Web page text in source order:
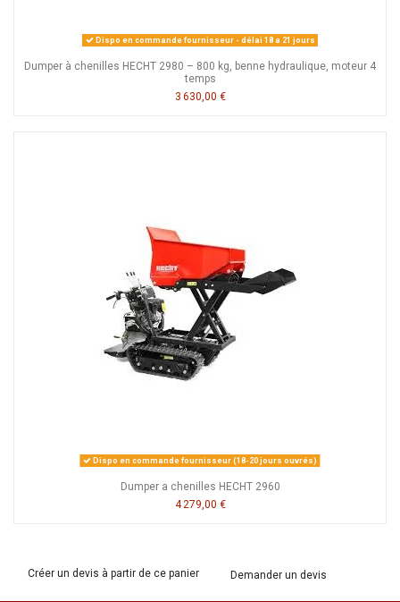
Dispo en commande fournisseur - délai 18 a 21 jours
Dumper à chenilles HECHT 2980 – 800 kg, benne hydraulique, moteur 4
temps
3 630,00 €
Dispo en commande fournisseur (18-20 jours ouvrés)
Dumper a chenilles HECHT 2960
4 279,00 €
Créer un devis à partir de ce panier Demander un devis